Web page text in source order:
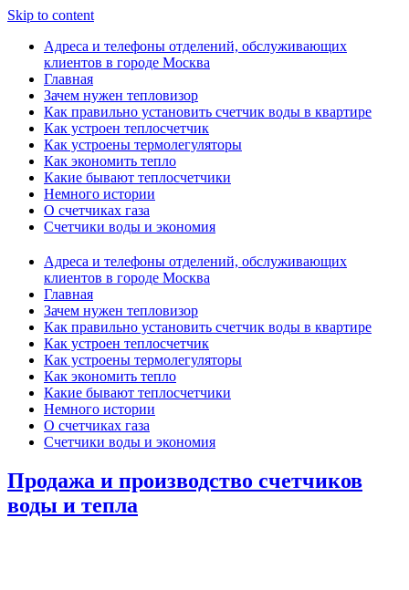
Skip to content
Адреса и телефоны отделений, обслуживающих
клиентов в городе Москва
Главная
Зачем нужен тепловизор
Как правильно установить счетчик воды в квартире
Как устроен теплосчетчик
Как устроены термолегуляторы
Как экономить тепло
Какие бывают теплосчетчики
Немного истории
О счетчиках газа
Счетчики воды и экономия
Адреса и телефоны отделений, обслуживающих
клиентов в городе Москва
Главная
Зачем нужен тепловизор
Как правильно установить счетчик воды в квартире
Как устроен теплосчетчик
Как устроены термолегуляторы
Как экономить тепло
Какие бывают теплосчетчики
Немного истории
О счетчиках газа
Счетчики воды и экономия
Продажа и производство счетчиков
воды и тепла